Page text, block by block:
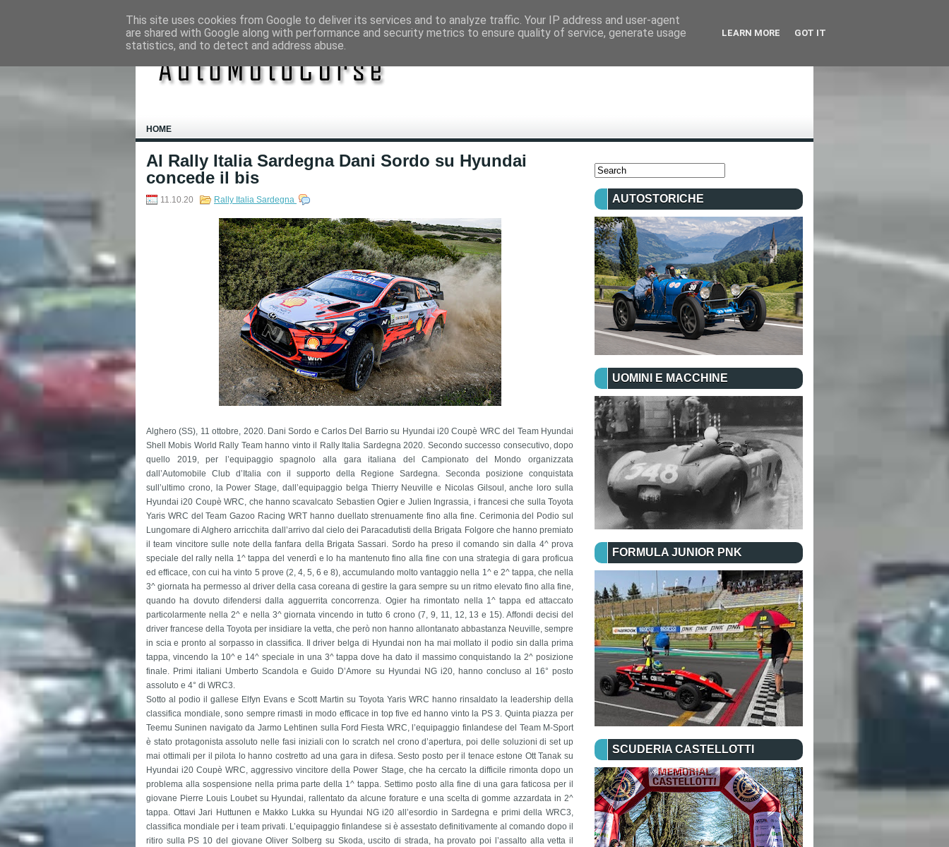
HOME
Al Rally Italia Sardegna Dani Sordo su Hyundai
concede il bis
11.10.20 Rally Italia Sardegna
Alghero (SS), 11 ottobre, 2020. Dani Sordo e Carlos Del Barrio su Hyundai i20 Coupè WRC del Team Hyundai
Shell Mobis World Rally Team hanno vinto il Rally Italia Sardegna 2020. Secondo successo consecutivo, dopo
quello 2019, per l’equipaggio spagnolo alla gara italiana del Campionato del Mondo organizzata
dall’Automobile Club d’Italia con il supporto della Regione Sardegna. Seconda posizione conquistata
sull’ultimo crono, la Power Stage, dall’equipaggio belga Thierry Neuville e Nicolas Gilsoul, anche loro sulla
Hyundai i20 Coupè WRC, che hanno scavalcato Sebastien Ogier e Julien Ingrassia, i francesi che sulla Toyota
Yaris WRC del Team Gazoo Racing WRT hanno duellato strenuamente fino alla fine. Cerimonia del Podio sul
Lungomare di Alghero arricchita dall’arrivo dal cielo dei Paracadutisti della Brigata Folgore che hanno premiato
il team vincitore sulle note della fanfara della Brigata Sassari. Sordo ha preso il comando sin dalla 4^ prova
speciale del rally nella 1^ tappa del venerdì e lo ha mantenuto fino alla fine con una strategia di gara proficua
ed efficace, con cui ha vinto 5 prove (2, 4, 5, 6 e 8), accumulando molto vantaggio nella 1^ e 2^ tappa, che nella
3^ giornata ha permesso al driver della casa coreana di gestire la gara sempre su un ritmo elevato fino alla fine,
quando ha dovuto difendersi dalla agguerrita concorrenza. Ogier ha rimontato nella 1^ tappa ed attaccato
particolarmente nella 2^ e nella 3^ giornata vincendo in tutto 6 crono (7, 9, 11, 12, 13 e 15). Affondi decisi del
driver francese della Toyota per insidiare la vetta, che però non hanno allontanato abbastanza Neuville, sempre
in scia e pronto al sorpasso in classifica. Il driver belga di Hyundai non ha mai mollato il podio sin dalla prima
tappa, vincendo la 10^ e 14^ speciale in una 3^ tappa dove ha dato il massimo conquistando la 2^ posizione
finale. Primi italiani Umberto Scandola e Guido D’Amore su Hyundai NG i20, hanno concluso al 16° posto
assoluto e 4° di WRC3.
Sotto al podio il gallese Elfyn Evans e Scott Martin su Toyota Yaris WRC hanno rinsaldato la leadership della
classifica mondiale, sono sempre rimasti in modo efficace in top five ed hanno vinto la PS 3. Quinta piazza per
Teemu Suninen navigato da Jarmo Lehtinen sulla Ford Fiesta WRC, l’equipaggio finlandese del Team M-Sport
è stato protagonista assoluto nelle fasi iniziali con lo scratch nel crono d’apertura, poi delle soluzioni di set up
mai ottimali per il pilota lo hanno costretto ad una gara in difesa. Sesto posto per il tenace estone Ott Tanak su
Hyundai i20 Coupè WRC, aggressivo vincitore della Power Stage, che ha cercato la difficile rimonta dopo un
problema alla sospensione nella prima parte della 1^ tappa. Settimo posto alla fine di una gara faticosa per il
giovane Pierre Louis Loubet su Hyundai, rallentato da alcune forature e una scelta di gomme azzardata in 2^
tappa. Ottavi Jari Huttunen e Makko Lukka su Hyundai NG i20 all’esordio in Sardegna e primi della WRC3,
classifica mondiale per i team privati. L’equipaggio finlandese si è assestato definitivamente al comando dopo il
ritiro sulla PS 10 del giovane Oliver Solberg su Skoda, uscito di strada, ha provato poi l’assalto alla vetta il
AUTOSTORICHE
UOMINI E MACCHINE
FORMULA JUNIOR PNK
SCUDERIA CASTELLOTTI
This site uses cookies from Google to deliver its services and to analyze traffic. Your IP address and user-agent
are shared with Google along with performance and security metrics to ensure quality of service, generate usage
statistics, and to detect and address abuse.
LEARN MORE GOT IT